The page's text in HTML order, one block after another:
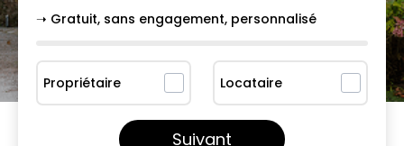
➝ Gratuit, sans engagement, personnalisé
Propriétaire Locataire
Suivant